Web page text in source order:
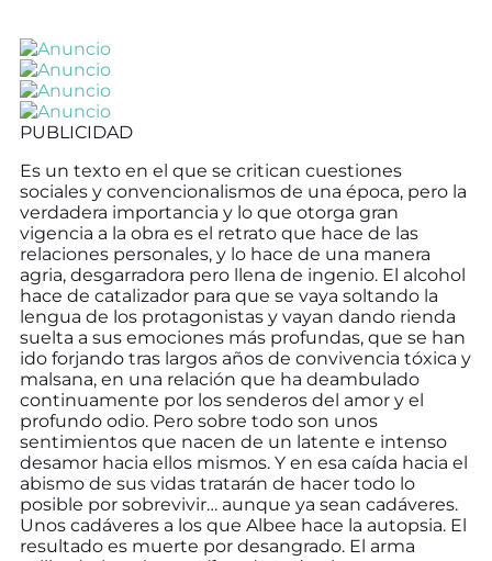
PUBLICIDAD
Es un texto en el que se critican cuestiones
sociales y convencionalismos de una época, pero la
verdadera importancia y lo que otorga gran
vigencia a la obra es el retrato que hace de las
relaciones personales, y lo hace de una manera
agria, desgarradora pero llena de ingenio. El alcohol
hace de catalizador para que se vaya soltando la
lengua de los protagonistas y vayan dando rienda
suelta a sus emociones más profundas, que se han
ido forjando tras largos años de convivencia tóxica y
malsana, en una relación que ha deambulado
continuamente por los senderos del amor y el
profundo odio. Pero sobre todo son unos
sentimientos que nacen de un latente e intenso
desamor hacia ellos mismos. Y en esa caída hacia el
abismo de sus vidas tratarán de hacer todo lo
posible por sobrevivir… aunque ya sean cadáveres.
Unos cadáveres a los que Albee hace la autopsia. El
resultado es muerte por desangrado. El arma